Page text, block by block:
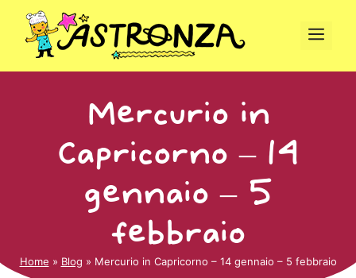
contenuto
Mercurio in
Capricorno – 14
gennaio – 5
febbraio
Home » Blog » Mercurio in Capricorno – 14 gennaio – 5 febbraio